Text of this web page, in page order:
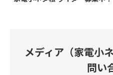
メディア（家電小
問い